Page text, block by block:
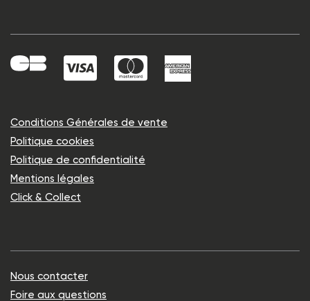
Conditions Générales de vente
Politique cookies
Politique de confidentialité
Mentions légales
Click & Collect
Nous contacter
Foire aux questions